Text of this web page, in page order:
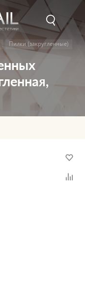
Пилки (закругленные)